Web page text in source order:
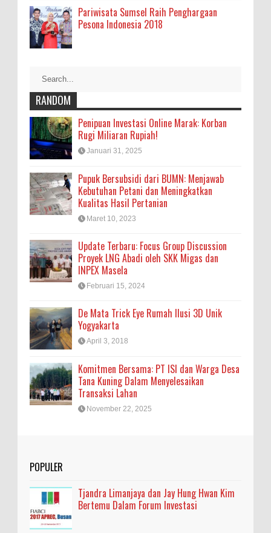
Pariwisata Sumsel Raih Penghargaan
Pesona Indonesia 2018
RANDOM
Penipuan Investasi Online Marak: Korban
Rugi Miliaran Rupiah!
Januari 31, 2025
Pupuk Bersubsidi dari BUMN: Menjawab
Kebutuhan Petani dan Meningkatkan
Kualitas Hasil Pertanian
Maret 10, 2023
Update Terbaru: Focus Group Discussion
Proyek LNG Abadi oleh SKK Migas dan
INPEX Masela
Februari 15, 2024
De Mata Trick Eye Rumah Ilusi 3D Unik
Yogyakarta
April 3, 2018
Komitmen Bersama: PT ISI dan Warga Desa
Tana Kuning Dalam Menyelesaikan
Transaksi Lahan
November 22, 2025
POPULER
Tjandra Limanjaya dan Jay Hung Hwan Kim
Bertemu Dalam Forum Investasi